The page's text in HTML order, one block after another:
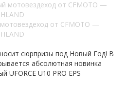
от CFMOTO —
сюрпризы под Новый Год! В
абсолютная новинка
UFORCE U10 PRO EPS